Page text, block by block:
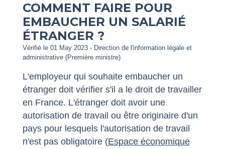
COMMENT FAIRE POUR
EMBAUCHER UN SALARIÉ
ÉTRANGER ?
Vérifié le 01 May 2023 - Direction de l'information légale et
administrative (Première ministre)
L'employeur qui souhaite embaucher un
étranger doit vérifier s'il a le droit de travailler
en France. L'étranger doit avoir une
autorisation de travail ou être originaire d'un
pays pour lesquels l'autorisation de travail
n'est pas obligatoire (Espace économique